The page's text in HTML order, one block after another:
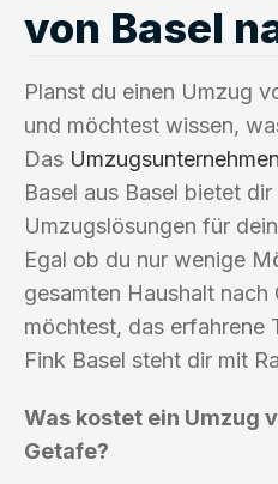
von Basel
Planst du einen Umzug
und möchtest wissen,
Das Umzugsunternehmen
Basel aus Basel bietet
Umzugslösungen für
Egal ob du nur wenige
gesamten Haushalt nach
möchtest, das erfahrene
Fink Basel steht dir mit
Was kostet ein Umzug
Getafe?